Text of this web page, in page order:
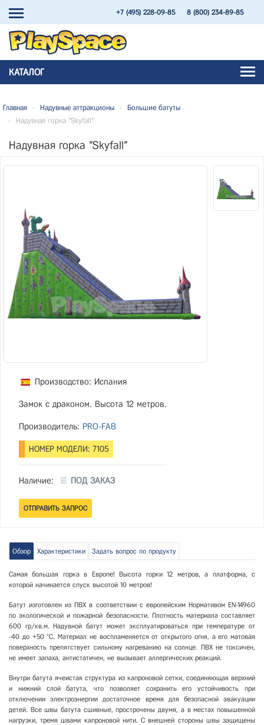
+7 (495) 228-09-85 8 (800) 234-89-85
КАТАЛОГ
Главная - Надувные аттракционы -
Большие батуты
-
Надувная горка "Skyfall"
Надувная горка "Skyfall"
Производство: Испания
Замок с драконом. Высота 12 метров.
Производитель: PRO-FAB
НОМЕР МОДЕЛИ: 7105
Наличие: ПОД ЗАКАЗ
Обзор Характеристики Задать вопрос по продукту
Самая большая горка в Европе! Высота горки 12 метров, а платформа, с
которой начинается спуск высотой 10 метров!
Батут изготовлен из ПВХ в соответствии с европейским Нормативом ЕN-14960
по экологической и пожарной безопасности. Плотность материала составляет
600 гр/кв.м. Надувной батут может эксплуатироваться при температуре от
-40 до +50 °С. Материал не воспламеняется от открытого огня, а его матовая
поверхность препятствует сильному нагреванию на солнце. ПВХ не токсичен,
не имеет запаха, антистатичен, не вызывает аллергических реакций.
Внутри батута ячеистая структура из капроновой сетки, соединяющая верхний
и нижний слой батута, что позволяет сохранить его устойчивость при
отключении электроэнергии достаточное время для безопасной эвакуации
детей. Все швы батута сшивные, прострочены двумя, а в местах повышенной
нагрузки, тремя швами капроновой нити. С внешней стороны швы защищены